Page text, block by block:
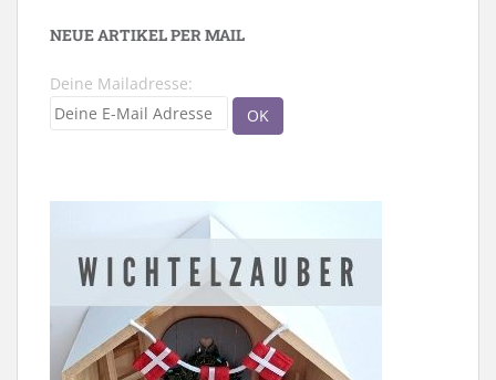
NEUE ARTIKEL PER MAIL
Deine Mailadresse: